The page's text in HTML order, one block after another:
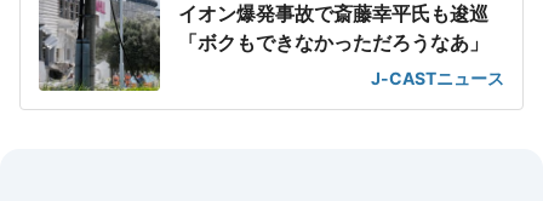
イオン爆発事故で斎藤幸平氏も逡巡
「ボクもできなかっただろうなあ」
J-CASTニュース